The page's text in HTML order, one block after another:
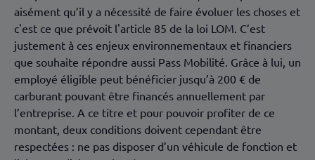
aisément qu’il y a nécessité de faire évoluer les choses et
c'est ce que prévoit l'article 85 de la loi LOM. C’est
justement à ces enjeux environnementaux et financiers
que souhaite répondre aussi Pass Mobilité. Grâce à lui, un
employé éligible peut bénéficier jusqu’à 200 € de
carburant pouvant être financés annuellement par
l’entreprise. A ce titre et pour pouvoir profiter de ce
montant, deux conditions doivent cependant être
respectées : ne pas disposer d’un véhicule de fonction et